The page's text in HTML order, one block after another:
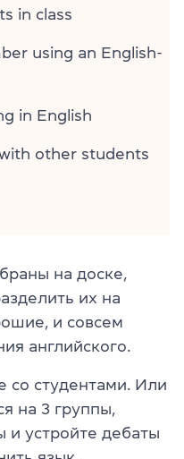
in class
using an English-
in English
other students
на доске,
их на
и совсем
английского.
со студентами. Или
на 3 группы,
и устройте дебаты